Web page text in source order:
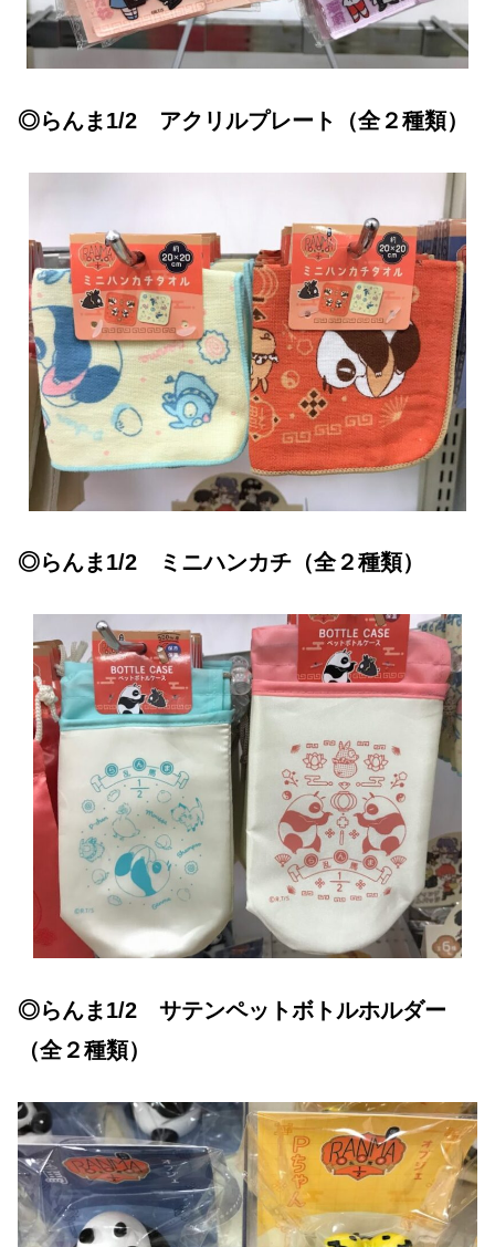
◎らんま1/2 アクリルプレート（全２種類）
◎らんま1/2 ミニハンカチ（全２種類）
◎らんま1/2 サテンペットボトルホルダー
（全２種類）